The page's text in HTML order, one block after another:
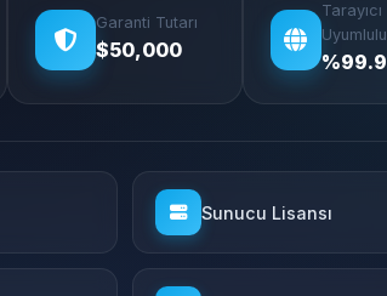
Garanti Tutarı
$50,000
Tarayıcı
Sunucu Lisansı